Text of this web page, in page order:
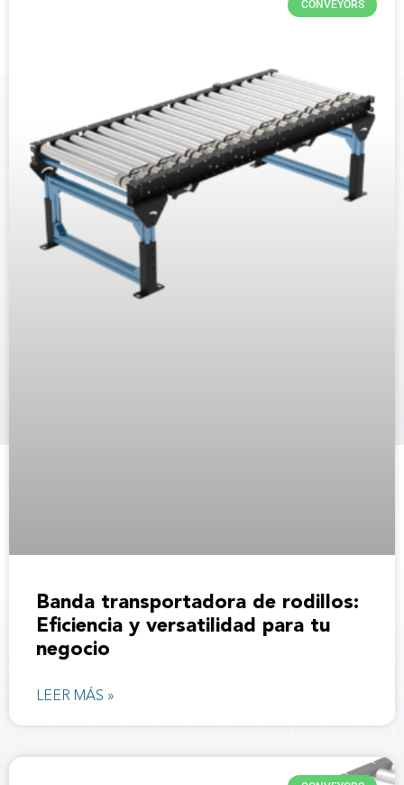
CONVEYORS
Banda transportadora de rodillos:
Eficiencia y versatilidad para tu
negocio
LEER MÁS »